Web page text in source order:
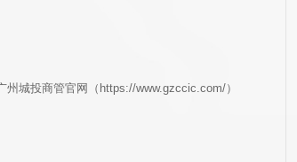
城投商管官网（https://www.gzccic.com/）